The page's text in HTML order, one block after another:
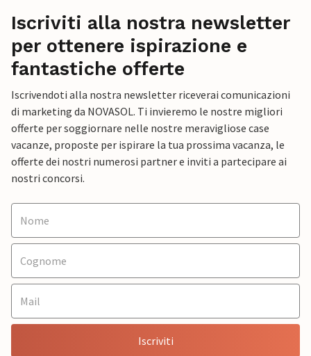
Iscriviti alla nostra newsletter
per ottenere ispirazione e
fantastiche offerte
Iscrivendoti alla nostra newsletter riceverai comunicazioni
di marketing da NOVASOL. Ti invieremo le nostre migliori
offerte per soggiornare nelle nostre meravigliose case
vacanze, proposte per ispirare la tua prossima vacanza, le
offerte dei nostri numerosi partner e inviti a partecipare ai
nostri concorsi.
Iscriviti